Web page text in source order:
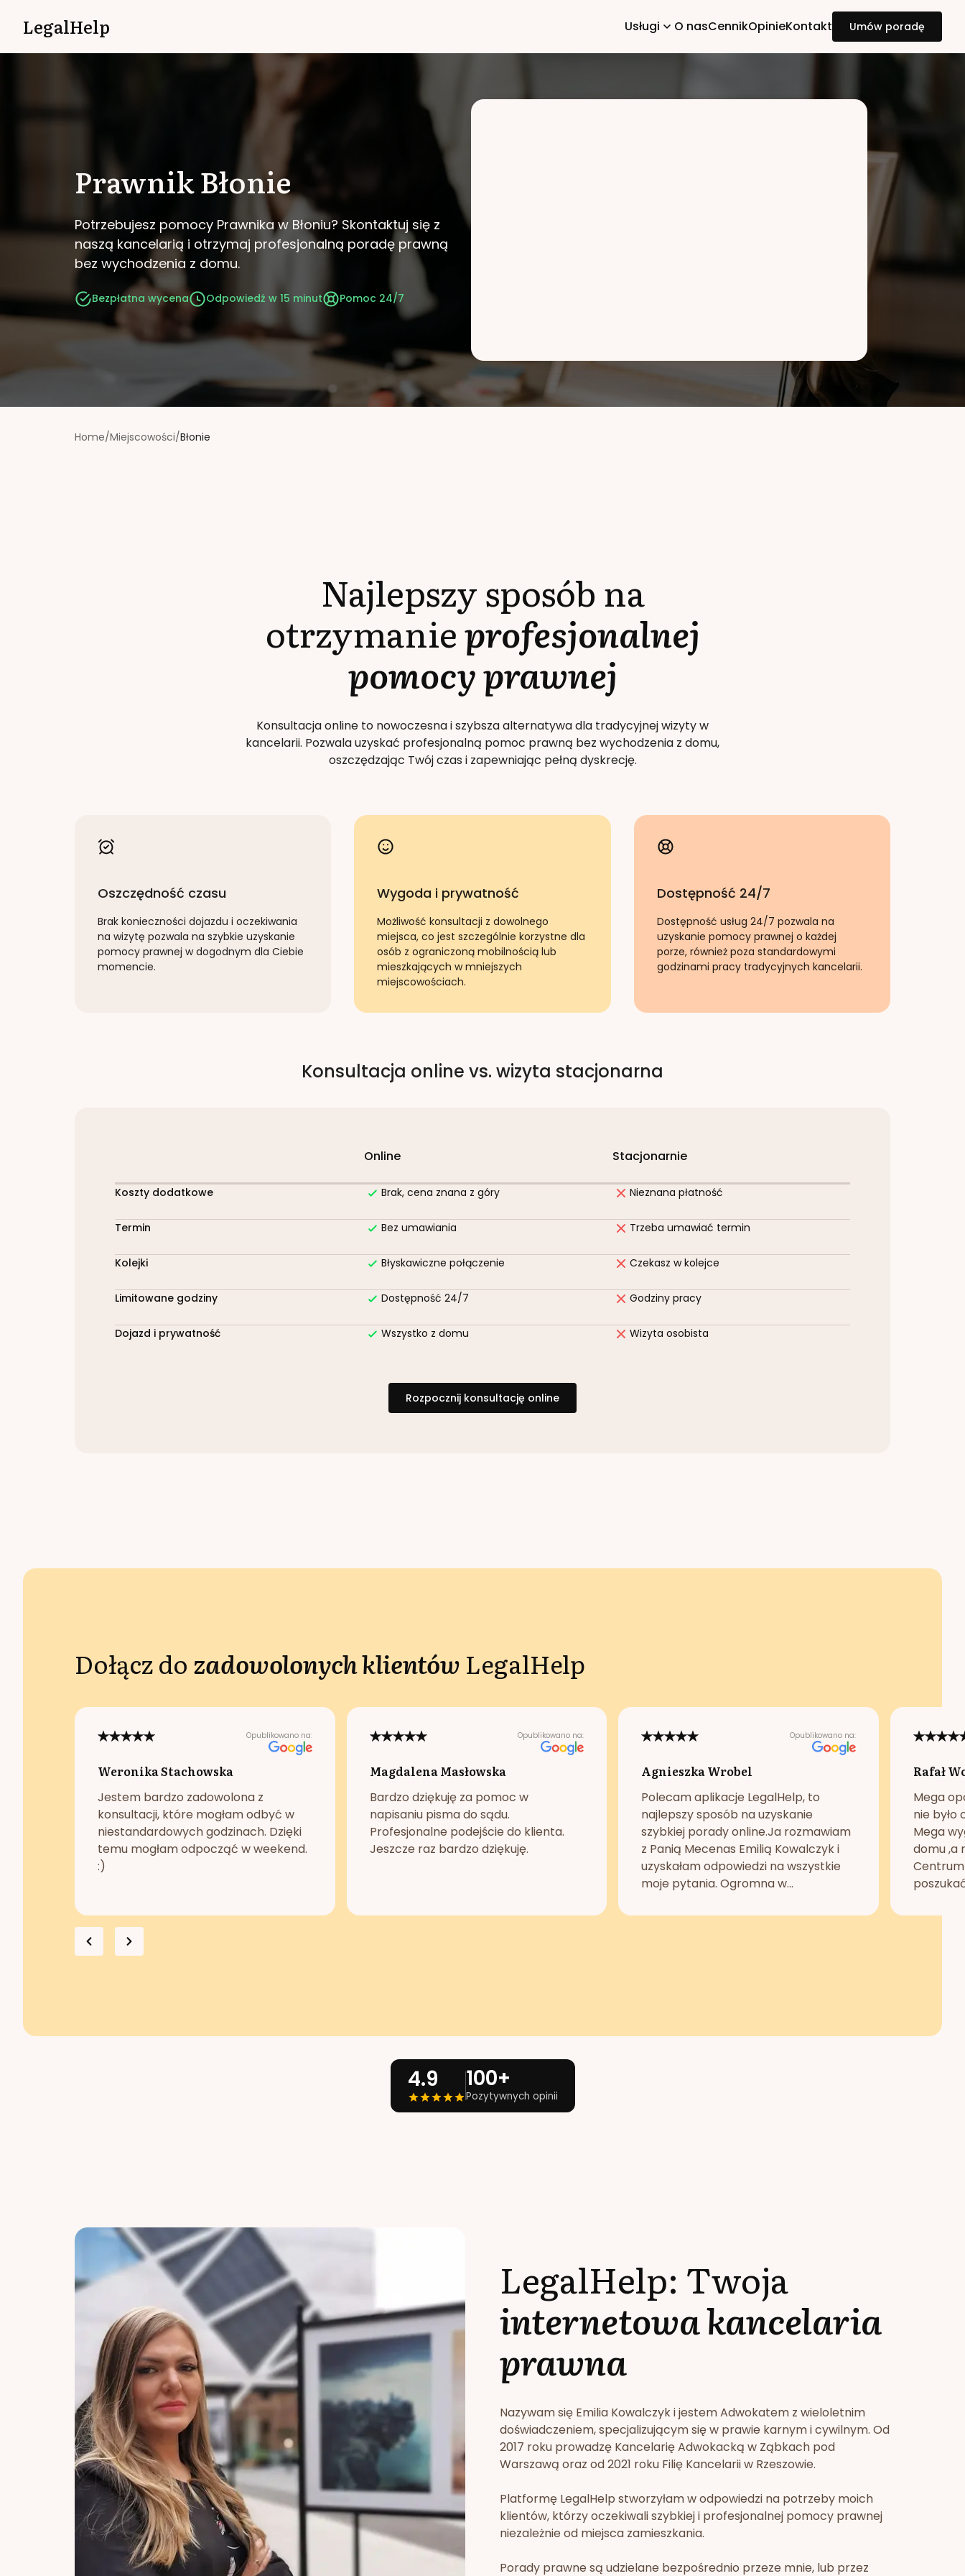
LegalHelp Usługi O nasCennikOpinieKontakt Umów poradę
PrawnikBłonie
Potrzebujesz pomocy Prawnika w Błoniu? Skontaktuj się z
naszą kancelarią i otrzymaj profesjonalną poradę prawną
bez wychodzenia z domu.
Bezpłatna wycena Odpowiedź w 15 minut Pomoc 24/7
Home/Miejscowości/Błonie
Najlepszy sposób na
otrzymanieprofesjonalnej
pomocy prawnej
Konsultacja online to nowoczesna i szybsza alternatywa dla tradycyjnej wizyty w
kancelarii. Pozwala uzyskać profesjonalną pomoc prawną bez wychodzenia z domu,
oszczędzając Twój czas i zapewniając pełną dyskrecję.
Oszczędność czasu
Brak konieczności dojazdu i oczekiwania
na wizytę pozwala na szybkie uzyskanie
pomocy prawnej w dogodnym dla Ciebie
momencie.
Wygoda i prywatność
Możliwość konsultacji z dowolnego
miejsca, co jest szczególnie korzystne dla
osób z ograniczoną mobilnością lub
mieszkających w mniejszych
miejscowościach.
Dostępność 24/7
Dostępność usług 24/7 pozwala na
uzyskanie pomocy prawnej o każdej
porze, również poza standardowymi
godzinami pracy tradycyjnych kancelarii.
Konsultacja online vs. wizyta stacjonarna
Online Stacjonarnie
Koszty dodatkowe Brak, cena znana z góry Nieznana płatność
Termin Bez umawiania Trzeba umawiać termin
Kolejki Błyskawiczne połączenie Czekasz w kolejce
Limitowane godziny Dostępność 24/7 Godziny pracy
Dojazd i prywatność Wszystko z domu Wizyta osobista
Rozpocznij konsultację online
Dołącz do zadowolonych klientów LegalHelp
Opublikowano na:
Weronika Stachowska
Jestem bardzo zadowolona z
konsultacji, które mogłam odbyć w
niestandardowych godzinach. Dzięki
temu mogłam odpocząć w weekend.
:)
Opublikowano na:
Magdalena Masłowska
Bardzo dziękuję za pomoc w
napisaniu pisma do sądu.
Profesjonalne podejście do klienta.
Jeszcze raz bardzo dziękuję.
Opublikowano na:
Agnieszka Wrobel
Polecam aplikacje LegalHelp, to
najlepszy sposób na uzyskanie
szybkiej porady online.Ja rozmawiam
z Panią Mecenas Emilią Kowalczyk i
uzyskałam odpowiedzi na wszystkie
moje pytania. Ogromna w...
Rafał
Mega
nie było
Mega
domu ,a
4.9 100+
Pozytywnych opinii
LegalHelp: Twoja
internetowa kancelaria
prawna
Nazywam się Emilia Kowalczyk i jestem Adwokatem z wieloletnim
doświadczeniem, specjalizującym się w prawie karnym i cywilnym. Od
2017 roku prowadzę Kancelarię Adwokacką w Ząbkach pod
Warszawą oraz od 2021 roku Filię Kancelarii w Rzeszowie.
Platformę LegalHelp stworzyłam w odpowiedzi na potrzeby moich
klientów, którzy oczekiwali szybkiej i profesjonalnej pomocy prawnej
niezależnie od miejsca zamieszkania.
Porady prawne są udzielane bezpośrednio przeze mnie, lub przez